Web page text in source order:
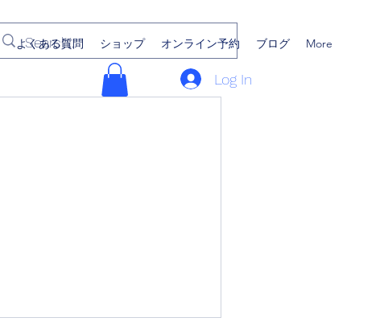
よくある質問 ショップ オンライン予約 ブログ More
Log In